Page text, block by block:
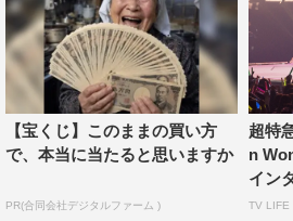
フジテレビNEXT ライブ・プレミ
NEXTsmart
BULLET TRAIN CHRISTMAS
す。in Wonder Land
8月11日（金・祝）深0・00～1・
フジテレビNEXT ライブ・プレミ
【宝くじ】このままの買い方
で、本当に当たると思いますか
PR(合同会社デジタルファーム )
超特
n
イン
TV LIFE